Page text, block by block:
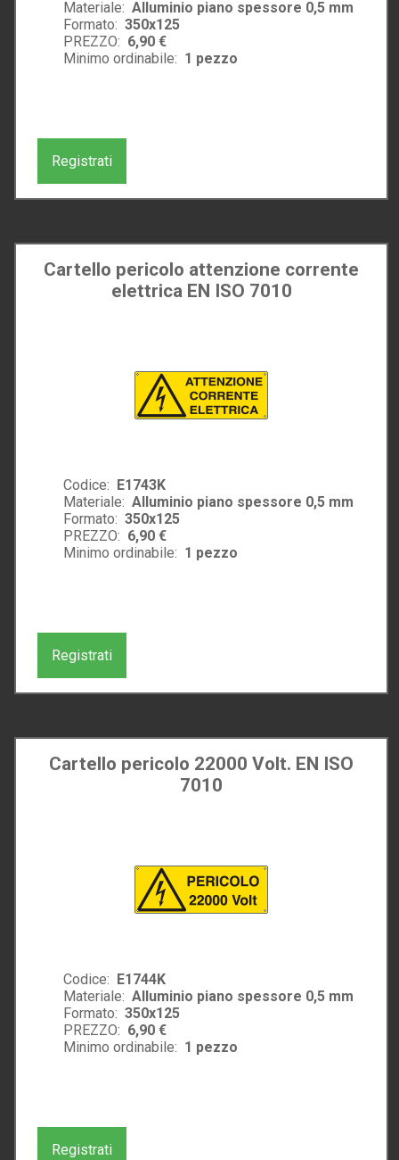
Materiale: Alluminio piano spessore 0,5 mm
Formato: 350x125
PREZZO: 6,90 €
Minimo ordinabile: 1 pezzo
Registrati
Cartello pericolo attenzione corrente
elettrica EN ISO 7010
Codice:
E1743K
Materiale: Alluminio piano spessore 0,5 mm
Formato: 350x125
PREZZO: 6,90 €
Minimo ordinabile: 1 pezzo
Registrati
Cartello pericolo 22000 Volt. EN ISO
7010
Codice:
E1744K
Materiale: Alluminio piano spessore 0,5 mm
Formato: 350x125
PREZZO: 6,90 €
Minimo ordinabile: 1 pezzo
Registrati